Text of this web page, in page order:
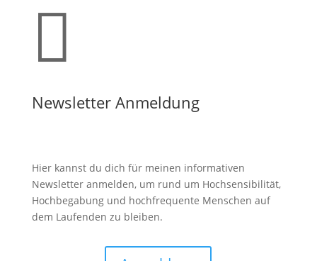

Newsletter Anmeldung
Hier kannst du dich für meinen informativen
Newsletter anmelden, um rund um Hochsensibilität,
Hochbegabung und hochfrequente Menschen auf
dem Laufenden zu bleiben.